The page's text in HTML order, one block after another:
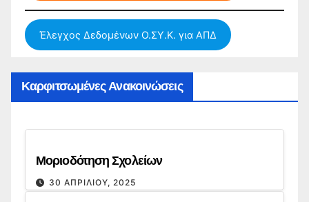
Έλεγχος Δεδομένων Ο.ΣΥ.Κ. για ΑΠΔ
Καρφιτσωμένες Ανακοινώσεις
Μοριοδότηση Σχολείων
30 ΑΠΡΙΛΊΟΥ, 2025